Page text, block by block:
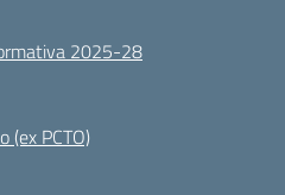
2025-28
(ex PCTO)